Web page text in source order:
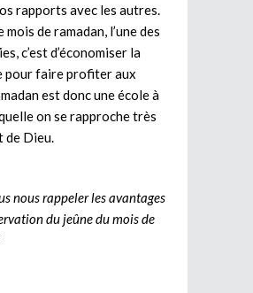
rapports avec les autres.
mois de ramadan, l’une des
c’est d’économiser la
pour faire profiter aux
est donc une école à
on se rapproche très
de Dieu.
nous rappeler les avantages
du jeûne du mois de